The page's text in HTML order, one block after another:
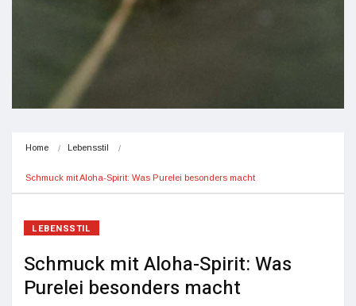
Home Lebensstil
Schmuck mit Aloha-Spirit: Was Purelei besonders macht
LEBENSSTIL
Schmuck mit Aloha-Spirit: Was
Purelei besonders macht